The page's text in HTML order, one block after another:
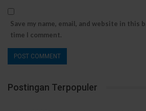
Save my name, email, and website in this
time I comment.
Postingan Terpopuler